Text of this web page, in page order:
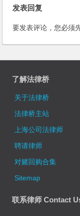
发表回复
要发表评论，您必须
了解法律桥
关于法律桥
法律桥主站
上海公司法律师
聘请律师
对赌回购合集
Sitemap
联系律师 Contact